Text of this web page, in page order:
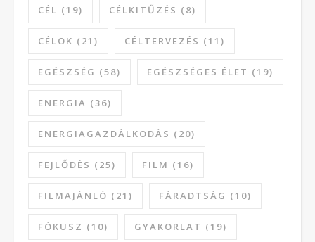
CÉL (19) CÉLKITŰZÉS (8)
CÉLOK (21) CÉLTERVEZÉS (11)
EGÉSZSÉG (58) EGÉSZSÉGES ÉLET (19)
ENERGIA (36)
ENERGIAGAZDÁLKODÁS (20)
FEJLŐDÉS (25) FILM (16)
FILMAJÁNLÓ (21) FÁRADTSÁG (10)
FÓKUSZ (10) GYAKORLAT (19)